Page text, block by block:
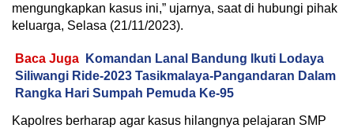
mengungkapkan kasus ini,” ujarnya, saat di hubungi pihak
keluarga, Selasa (21/11/2023).
Baca Juga
Komandan Lanal Bandung Ikuti Lodaya
Siliwangi Ride-2023 Tasikmalaya-Pangandaran Dalam
Rangka Hari Sumpah Pemuda Ke-95
Kapolres berharap agar kasus hilangnya pelajaran SMP